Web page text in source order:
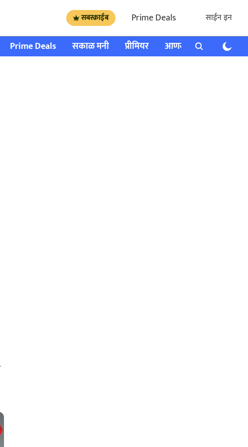
सबस्क्राईब Prime Deals साईन इन
Prime Deals सकाळ मनी प्रीमियर आणखी राशी भविष्य